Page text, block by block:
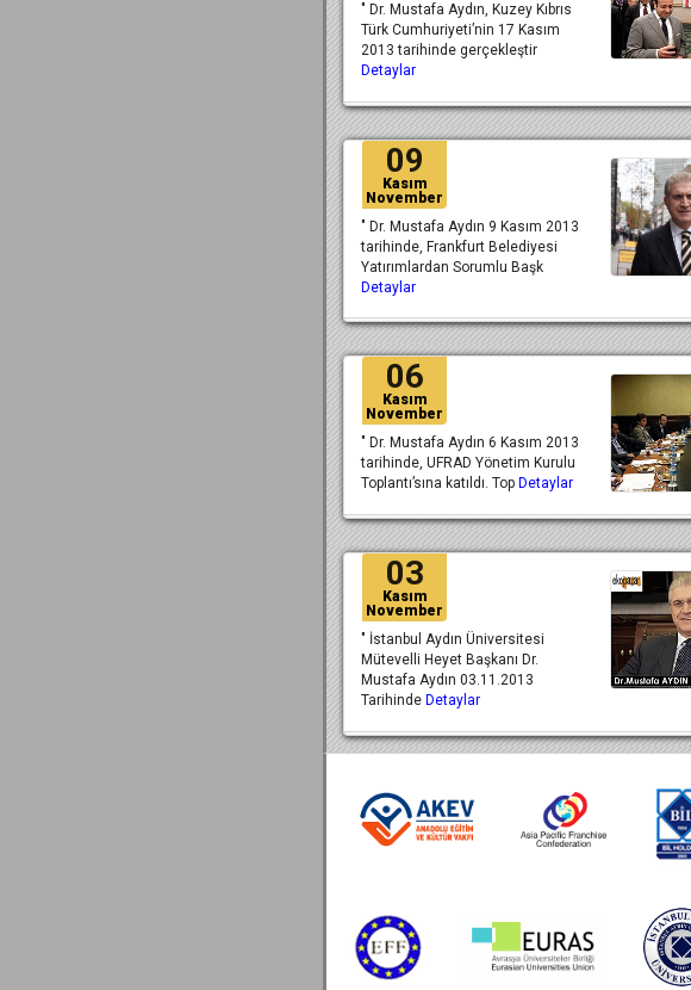
" Dr. Mustafa Aydın, Kuzey Kıbrıs
Türk Cumhuriyeti’nin 17 Kasım
2013 tarihinde gerçekleştir
Detaylar
09
Kasım
November
" Dr. Mustafa Aydın 9 Kasım 2013
tarihinde, Frankfurt Belediyesi
Yatırımlardan Sorumlu Başk
Detaylar
06
Kasım
November
" Dr. Mustafa Aydın 6 Kasım 2013
tarihinde, UFRAD Yönetim Kurulu
Toplantı’sına katıldı. Top Detaylar
03
Kasım
November
" İstanbul Aydın Üniversitesi
Mütevelli Heyet Başkanı Dr.
Mustafa Aydın 03.11.2013
Tarihinde Detaylar